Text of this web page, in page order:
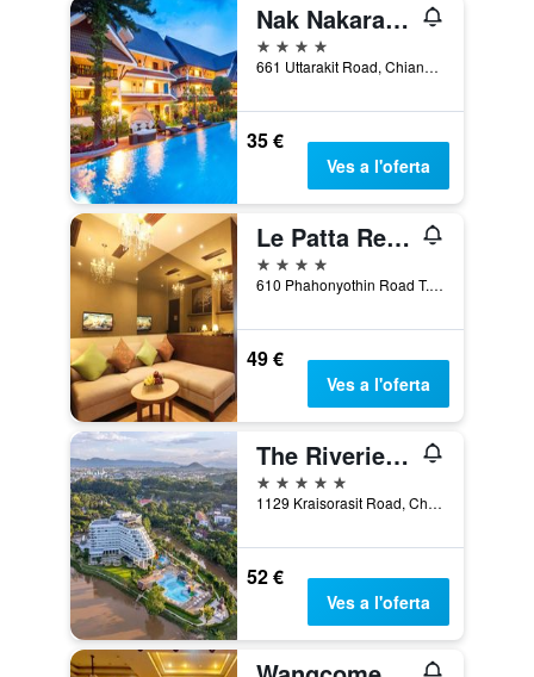
Nak Nakara Hotel
4 estrelles
661 Uttarakit Road, Chiang Rai, Tailàndia
35 €
Ves a l'oferta
Le Patta Resort & Hotel Chiang Rai
4 estrelles
610 Phahonyothin Road T.Wieng, Chiang Rai, Tailàndia
49 €
Ves a l'oferta
The Riverie by Katathani
5 estrelles
1129 Kraisorasit Road, Chiang Rai, Tailàndia
52 €
Ves a l'oferta